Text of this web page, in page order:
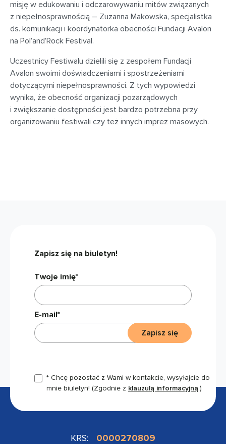
misję w edukowaniu i odczarowywaniu mitów związanych
z niepełnosprawnością – Zuzanna Makowska, specjalistka
ds. komunikacji i koordynatorka obecności Fundacji Avalon
na Pol’and’Rock Festival.
Uczestnicy Festiwalu dzielili się z zespołem Fundacji
Avalon swoimi doświadczeniami i spostrzeżeniami
dotyczącymi niepełnosprawności. Z tych wypowiedzi
wynika, że obecność organizacji pozarządowych
i zwiększanie dostępności jest bardzo potrzebna przy
organizowaniu festiwali czy też innych imprez masowych.
Zapisz się na biuletyn!
Twoje imię*
E-mail*
* Chcę pozostać z Wami w kontakcie, wysyłajcie do
mnie biuletyn! (Zgodnie z klauzulą informacyjną.)
Zapisz się
KRS: 0000270809